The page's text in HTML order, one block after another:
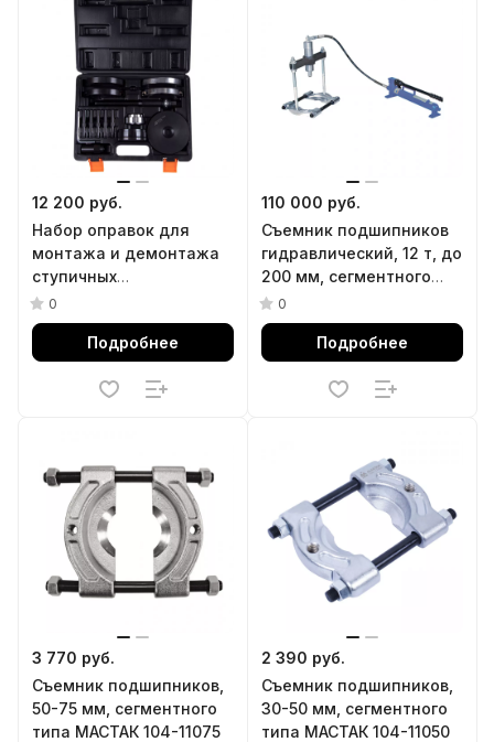
12 200 руб.
Набор оправок для
монтажа и демонтажа
ступичных
подшипников, кейс, 16
предметов AFFIX
AF10030016C
0
Подробнее
110 000 руб.
Съемник подшипников
гидравлический, 12 т, до
200 мм, сегментного
типа, 3 предмета
МАСТАК 104-19412
0
Подробнее
3 770 руб.
Съемник подшипников,
50-75 мм, сегментного
типа МАСТАК 104-11075
2 390 руб.
Съемник подшипников,
30-50 мм, сегментного
типа МАСТАК 104-11050